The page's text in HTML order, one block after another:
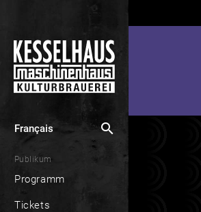
Français search
Publikum
Programm
Tickets